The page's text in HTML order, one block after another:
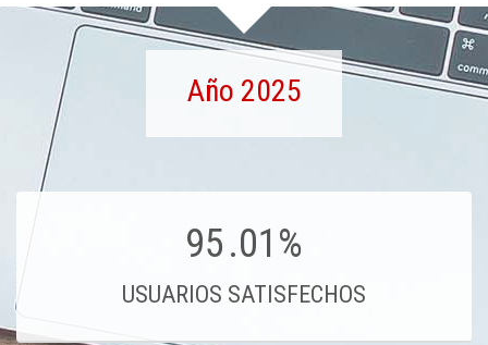
Año 2025
95.01%
USUARIOS SATISFECHOS